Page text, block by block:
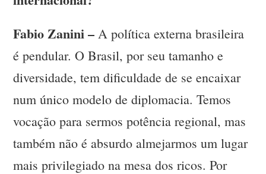
Fabio Zanini – A política externa brasileira
é pendular. O Brasil, por seu tamanho e
diversidade, tem dificuldade de se encaixar
num único modelo de diplomacia. Temos
vocação para sermos potência regional, mas
também não é absurdo almejarmos um lugar
mais privilegiado na mesa dos ricos. Por